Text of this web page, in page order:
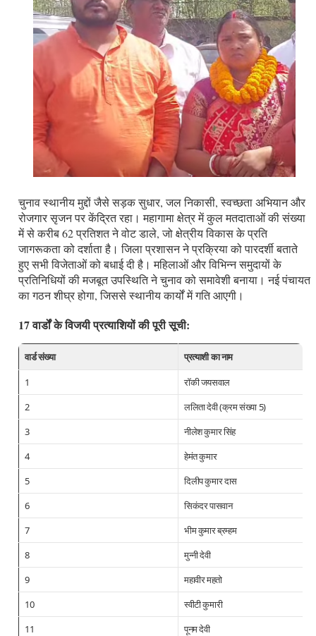
चुनाव स्थानीय मुद्दों जैसे सड़क सुधार, जल निकासी, स्वच्छता अभियान और
रोजगार सृजन पर केंद्रित रहा। महागामा क्षेत्र में कुल मतदाताओं की संख्या
में से करीब 62 प्रतिशत ने वोट डाले, जो क्षेत्रीय विकास के प्रति
जागरूकता को दर्शाता है। जिला प्रशासन ने प्रक्रिया को पारदर्शी बताते
हुए सभी विजेताओं को बधाई दी है। महिलाओं और विभिन्न समुदायों के
प्रतिनिधियों की मजबूत उपस्थिति ने चुनाव को समावेशी बनाया। नई पंचायत
का गठन शीघ्र होगा, जिससे स्थानीय कार्यों में गति आएगी।
17 वार्डों के विजयी प्रत्याशियों की पूरी सूची:
वार्ड संख्या
प्रत्याशी का नाम
1
रॉकी जयसवाल
2
ललिता देवी (क्रम संख्या 5)
3
नीलेश कुमार सिंह
4
हेमंत कुमार
5
दिलीप कुमार दास
6
सिकंदर पासवान
7
भीम कुमार ब्रम्हम
8
मुन्नी देवी
9
महावीर महतो
10
स्वीटी कुमारी
11
पूनम देवी